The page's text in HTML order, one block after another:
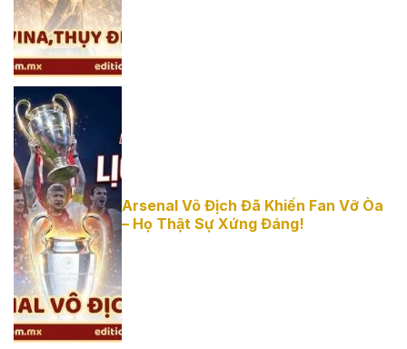
Hình World
Cup 2026
Arsenal Vô
Địch Đã Khiến
Fan Vỡ Òa -
Họ Thật Sự
Xứng Đáng!
Arsenal Vô Địch Đã Khiến Fan Vỡ Òa
– Họ Thật Sự Xứng Đáng!